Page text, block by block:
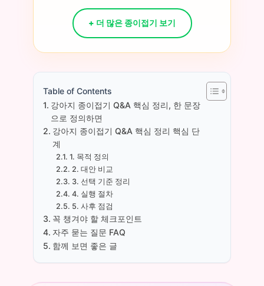
+ 더 많은 종이접기 보기
Table of Contents
강아지 종이접기 Q&A 핵심 정리, 한 문장
으로 정의하면
강아지 종이접기 Q&A 핵심 정리 핵심 단
계
1. 목적 정의
2. 대안 비교
3. 선택 기준 정리
4. 실행 절차
5. 사후 점검
꼭 챙겨야 할 체크포인트
자주 묻는 질문 FAQ
함께 보면 좋은 글